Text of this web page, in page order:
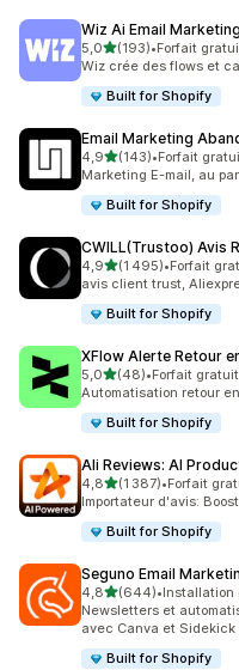
Wiz Ai Email
5,0étoile(s) sur 5
(193)
193 avis au total
•Forfait
Wiz crée des flows et
Built for Shopify
Email Marketing
4,9étoile(s) sur 5
(143)
143 avis au total
•Forfait
Marketing E-mail, au
Built for Shopify
CWILL(Trustoo) Avis
4,9étoile(s) sur 5
(1 495)
1495 avis au total
•Forfait
avis client trust,
Built for Shopify
XFlow Alerte Retour
5,0étoile(s) sur 5
(48)
48 avis au total
•Forfait
Automatisation retour
Built for Shopify
Ali Reviews: AI
4,8étoile(s) sur 5
(1 387)
1387 avis au total
•Forfait
Importateur d'avis:
Built for Shopify
Seguno Email
4,8étoile(s) sur 5
(644)
644 avis au total
•Installation
Newsletters et
avec Canva et Sidekick
Built for Shopify